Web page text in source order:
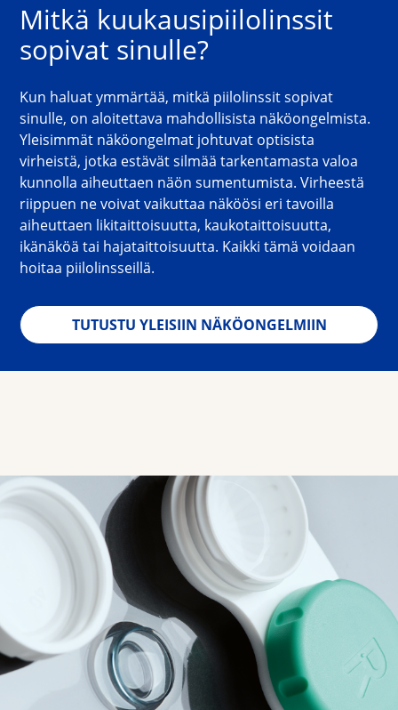
Mitkä kuukausipiilolinssit
sopivat sinulle?
Kun haluat ymmärtää, mitkä piilolinssit sopivat
sinulle, on aloitettava mahdollisista näköongelmista.
Yleisimmät näköongelmat johtuvat optisista
virheistä, jotka estävät silmää tarkentamasta valoa
kunnolla aiheuttaen näön sumentumista. Virheestä
riippuen ne voivat vaikuttaa näköösi eri tavoilla
aiheuttaen likitaittoisuutta, kaukotaittoisuutta,
ikänäköä tai hajataittoisuutta. Kaikki tämä voidaan
hoitaa piilolinsseillä.
TUTUSTU YLEISIIN NÄKÖONGELMIIN